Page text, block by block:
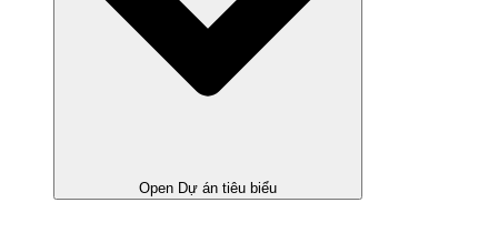
Open Dự án tiêu biểu